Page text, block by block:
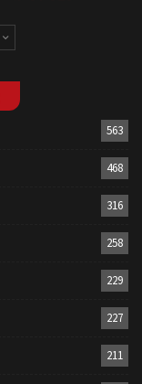
563
468
316
258
229
227
211